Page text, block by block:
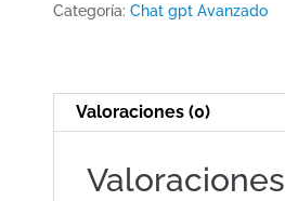
cantidad
Categoría: Chat gpt Avanzado
Valoraciones (0)
Valoraciones